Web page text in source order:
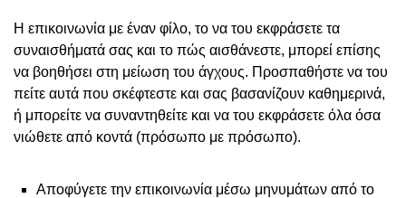
Η επικοινωνία με έναν φίλο, το να του εκφράσετε τα
συναισθήματά σας και το πώς αισθάνεστε, μπορεί επίσης
να βοηθήσει στη μείωση του άγχους. Προσπαθήστε να του
πείτε αυτά που σκέφτεστε και σας βασανίζουν καθημερινά,
ή μπορείτε να συναντηθείτε και να του εκφράσετε όλα όσα
νιώθετε από κοντά (πρόσωπο με πρόσωπο).
Αποφύγετε την επικοινωνία μέσω μηνυμάτων από το